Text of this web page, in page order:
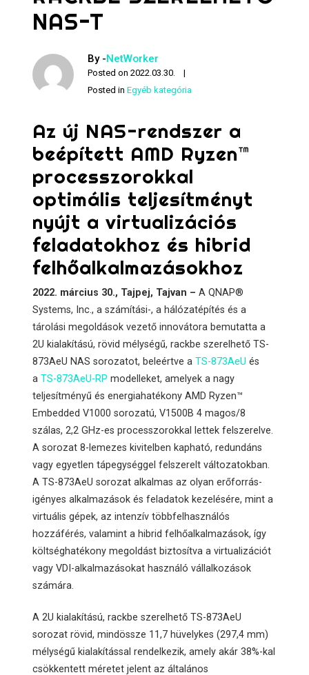
NAS-T
By -NetWorker
Posted on2022.03.30.
Posted inEgyéb kategória
Az új NAS-rendszer a
beépített AMD Ryzen™
processzorokkal
optimális teljesítményt
nyújt a virtualizációs
feladatokhoz és hibrid
felhőalkalmazásokhoz
2022. március 30., Tajpej, Tajvan – A QNAP®
Systems, Inc., a számítási-, a hálózatépítés és a
tárolási megoldások vezető innovátora bemutatta a
2U kialakítású, rövid mélységű, rackbe szerelhető TS-
873AeU NAS sorozatot, beleértve aTS-873AeU és
aTS-873AeU-RP modelleket, amelyek a nagy
teljesítményű és energiahatékony AMD Ryzen™
Embedded V1000 sorozatú, V1500B 4 magos/8
szálas, 2,2 GHz-es processzorokkal lettek felszerelve.
A sorozat 8-lemezes kivitelben kapható, redundáns
vagy egyetlen tápegységgel felszerelt változatokban.
A TS-873AeU sorozat alkalmas az olyan erőforrás-
igényes alkalmazások és feladatok kezelésére, mint a
virtuális gépek, az intenzív többfelhasználós
hozzáférés, valamint a hibrid felhőalkalmazások, így
költséghatékony megoldást biztosítva a virtualizációt
vagy VDI-alkalmazásokat használó vállalkozások
számára.
A 2U kialakítású, rackbe szerelhető TS-873AeU
sorozat rövid, mindössze 11,7 hüvelykes (297,4 mm)
mélységű kialakítással rendelkezik, amely akár 38%-kal
csökkentett méretet jelent az általános